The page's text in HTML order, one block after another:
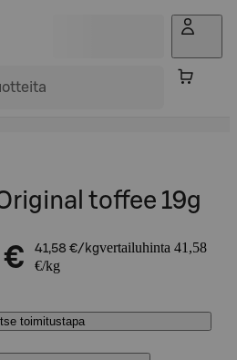
toffee 19g
€ 41,58 €/kgvertailuhinta 41,58
€/kg
toimitustapa